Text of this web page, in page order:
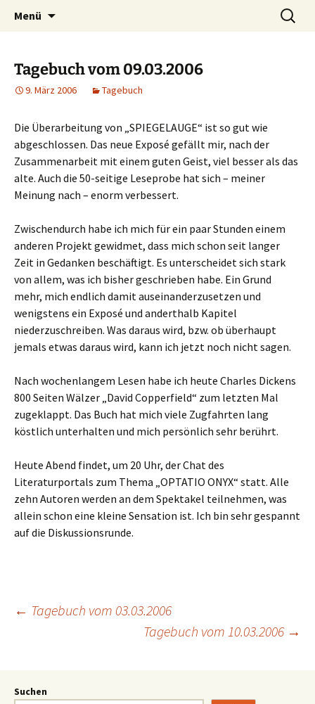
Timo Bader
Willkommen im Reich der Geschichten
Menü
Tagebuch vom 09.03.2006
9. März 2006 Tagebuch
Die Überarbeitung von „SPIEGELAUGE“ ist so gut wie
abgeschlossen. Das neue Exposé gefällt mir, nach der
Zusammenarbeit mit einem guten Geist, viel besser als das
alte. Auch die 50-seitige Leseprobe hat sich – meiner
Meinung nach – enorm verbessert.
Zwischendurch habe ich mich für ein paar Stunden einem
anderen Projekt gewidmet, dass mich schon seit langer
Zeit in Gedanken beschäftigt. Es unterscheidet sich stark
von allem, was ich bisher geschrieben habe. Ein Grund
mehr, mich endlich damit auseinanderzusetzen und
wenigstens ein Exposé und anderthalb Kapitel
niederzuschreiben. Was daraus wird, bzw. ob überhaupt
jemals etwas daraus wird, kann ich jetzt noch nicht sagen.
Nach wochenlangem Lesen habe ich heute Charles Dickens
800 Seiten Wälzer „David Copperfield“ zum letzten Mal
zugeklappt. Das Buch hat mich viele Zugfahrten lang
köstlich unterhalten und mich persönlich sehr berührt.
Heute Abend findet, um 20 Uhr, der Chat des
Literaturportals zum Thema „OPTATIO ONYX“ statt. Alle
zehn Autoren werden an dem Spektakel teilnehmen, was
allein schon eine kleine Sensation ist. Ich bin sehr gespannt
auf die Diskussionsrunde.
← Tagebuch vom 03.03.2006
Tagebuch vom 10.03.2006 →
Suchen